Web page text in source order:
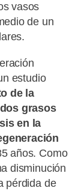
vasos
de un
estudio
de la
grasos
en la
años. Como
disminución
pérdida de